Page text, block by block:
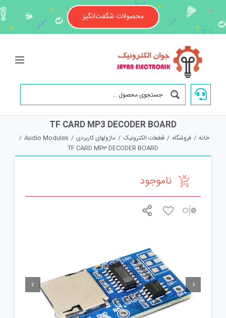
content
محصولات شگفت‌انگیز
TF CARD MP3 DECODER BOARD
خانه / فروشگاه / قطعات الکترونیک / ماژولهای کاربردی /
Audio Modules
/
TF CARD MP3 DECODER BOARD
ناموجود
 